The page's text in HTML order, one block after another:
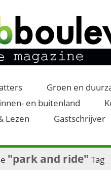
Groen en
en buitenland
Lezen
Gastschrijver
"park and ride" Tag